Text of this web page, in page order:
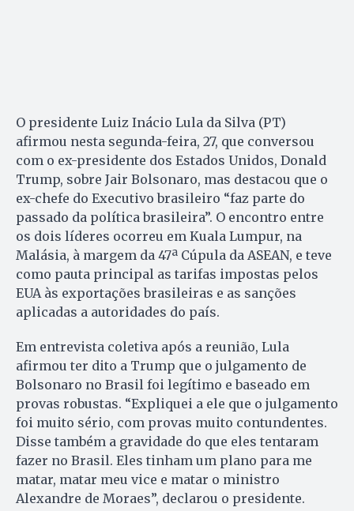
O presidente Luiz Inácio Lula da Silva (PT)
afirmou nesta segunda-feira, 27, que conversou
com o ex-presidente dos Estados Unidos, Donald
Trump, sobre Jair Bolsonaro, mas destacou que o
ex-chefe do Executivo brasileiro “faz parte do
passado da política brasileira”. O encontro entre
os dois líderes ocorreu em Kuala Lumpur, na
Malásia, à margem da 47ª Cúpula da ASEAN, e teve
como pauta principal as tarifas impostas pelos
EUA às exportações brasileiras e as sanções
aplicadas a autoridades do país.
Em entrevista coletiva após a reunião, Lula
afirmou ter dito a Trump que o julgamento de
Bolsonaro no Brasil foi legítimo e baseado em
provas robustas. “Expliquei a ele que o julgamento
foi muito sério, com provas muito contundentes.
Disse também a gravidade do que eles tentaram
fazer no Brasil. Eles tinham um plano para me
matar, matar meu vice e matar o ministro
Alexandre de Moraes”, declarou o presidente.